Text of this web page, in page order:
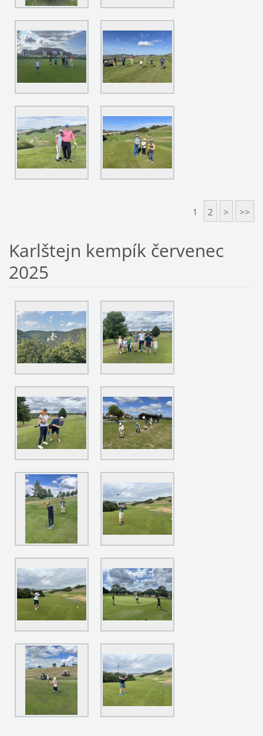
1 2 > >>
Karlštejn kempík červenec
2025